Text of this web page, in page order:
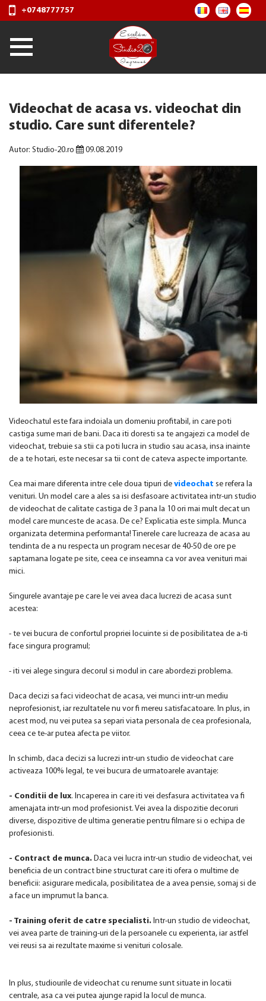
+0748777757
Videochat de acasa vs. videochat din
studio. Care sunt diferentele?
Autor: Studio-20.ro 09.08.2019
Videochatul este fara indoiala un domeniu profitabil, in care poti
castiga sume mari de bani. Daca iti doresti sa te angajezi ca model de
videochat, trebuie sa stii ca poti lucra in studio sau acasa, insa inainte
de a te hotari, este necesar sa tii cont de cateva aspecte importante.
Cea mai mare diferenta intre cele doua tipuri de videochat se refera la
venituri. Un model care a ales sa isi desfasoare activitatea intr-un studio
de videochat de calitate castiga de 3 pana la 10 ori mai mult decat un
model care munceste de acasa. De ce? Explicatia este simpla. Munca
organizata determina performanta! Tinerele care lucreaza de acasa au
tendinta de a nu respecta un program necesar de 40-50 de ore pe
saptamana logate pe site, ceea ce inseamna ca vor avea venituri mai
mici.
Singurele avantaje pe care le vei avea daca lucrezi de acasa sunt
acestea:
- te vei bucura de confortul propriei locuinte si de posibilitatea de a-ti
face singura programul;
- iti vei alege singura decorul si modul in care abordezi problema.
Daca decizi sa faci videochat de acasa, vei munci intr-un mediu
neprofesionist, iar rezultatele nu vor fi mereu satisfacatoare. In plus, in
acest mod, nu vei putea sa separi viata personala de cea profesionala,
ceea ce te-ar putea afecta pe viitor.
In schimb, daca decizi sa lucrezi intr-un studio de videochat care
activeaza 100% legal, te vei bucura de urmatoarele avantaje:
- Conditii de lux. Incaperea in care iti vei desfasura activitatea va fi
amenajata intr-un mod profesionist. Vei avea la dispozitie decoruri
diverse, dispozitive de ultima generatie pentru filmare si o echipa de
profesionisti.
- Contract de munca. Daca vei lucra intr-un studio de videochat, vei
beneficia de un contract bine structurat care iti ofera o multime de
beneficii: asigurare medicala, posibilitatea de a avea pensie, somaj si de
a face un imprumut la banca.
- Training oferit de catre specialisti. Intr-un studio de videochat,
vei avea parte de training-uri de la persoanele cu experienta, iar astfel
vei reusi sa ai rezultate maxime si venituri colosale.
In plus, studiourile de videochat cu renume sunt situate in locatii
centrale, asa ca vei putea ajunge rapid la locul de munca.